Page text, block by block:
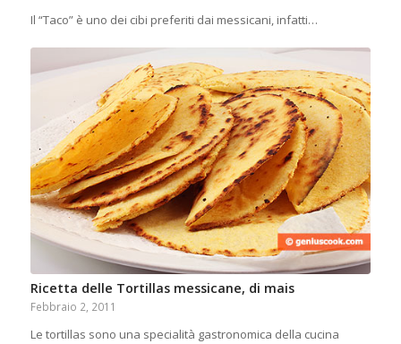
Il “Taco” è uno dei cibi preferiti dai messicani, infatti…
Ricetta delle Tortillas messicane, di mais
Febbraio 2, 2011
Le tortillas sono una specialità gastronomica della cucina